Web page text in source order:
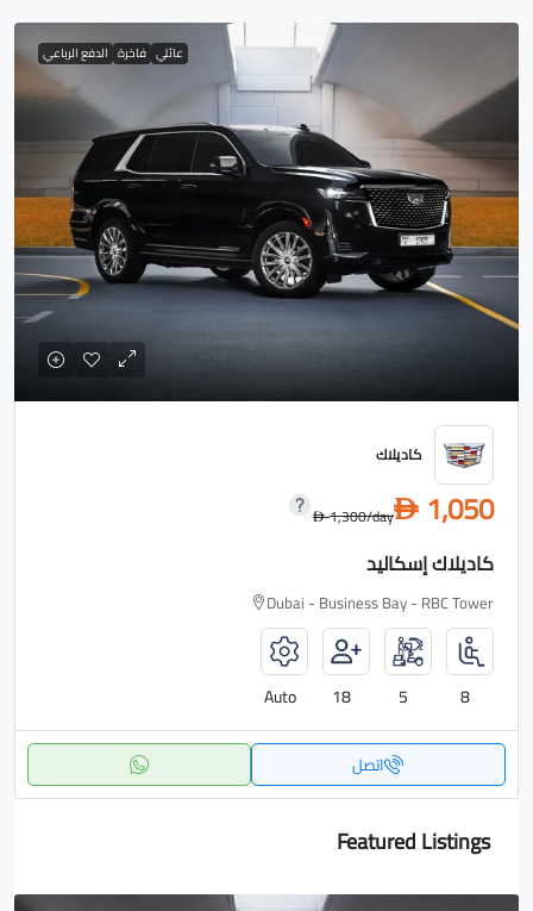
عائلي فاخرة الدفع الرباعي
كاديلاك
D 1,050
D1,300/day
كاديلاك إسكاليد
Dubai - Business Bay - RBC Tower
8
5
18
Auto
اتصل
Featured Listings